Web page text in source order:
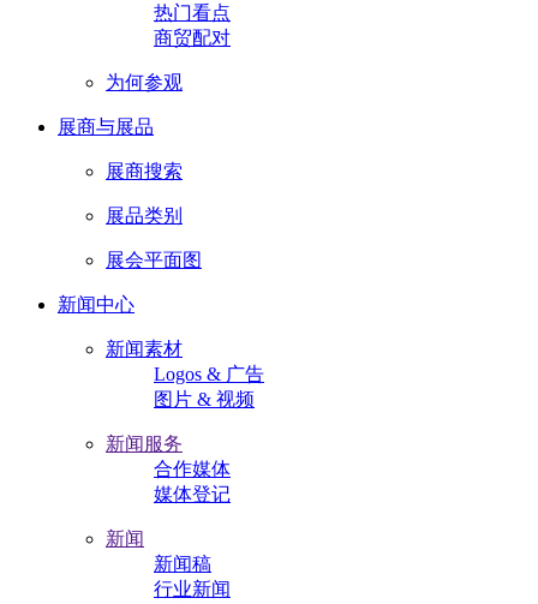
热门看点
商贸配对
为何参观
展商与展品
展商搜索
展品类别
展会平面图
新闻中心
新闻素材
Logos & 广告
图片 & 视频
新闻服务
合作媒体
媒体登记
新闻
新闻稿
行业新闻